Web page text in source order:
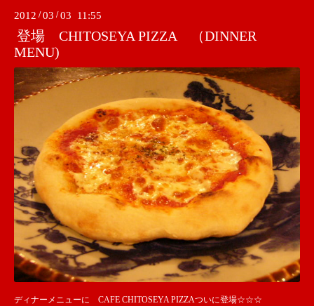
2012 /03 /03 11:55
登場 CHITOSEYA PIZZA （DINNER
MENU)
ディナーメニューに CAFE CHITOSEYA PIZZAついに登場☆☆☆